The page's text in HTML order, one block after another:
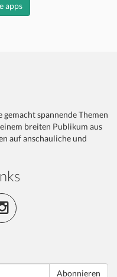
apps
spannende Themen
breiten Publikum aus
auf anschauliche und
Abonnieren